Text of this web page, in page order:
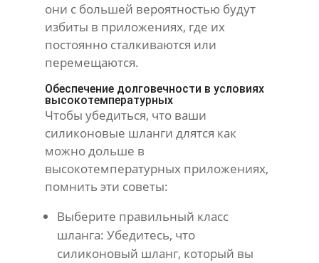
они с большей вероятностью будут
избиты в приложениях, где их
постоянно сталкиваются или
перемещаются.
Обеспечение долговечности в условиях
высокотемпературных
Чтобы убедиться, что ваши
силиконовые шланги длятся как
можно дольше в
высокотемпературных приложениях,
помнить эти советы:
Выберите правильный класс
шланга: Убедитесь, что
силиконовый шланг, который вы